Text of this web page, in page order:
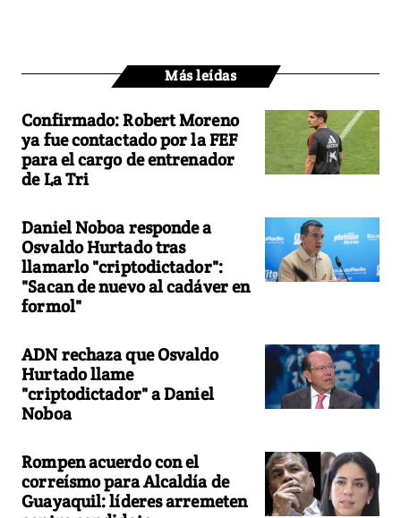
Más leídas
Confirmado: Robert Moreno
ya fue contactado por la FEF
para el cargo de entrenador
de La Tri
Daniel Noboa responde a
Osvaldo Hurtado tras
llamarlo "criptodictador":
"Sacan de nuevo al cadáver en
formol"
ADN rechaza que Osvaldo
Hurtado llame
"criptodictador" a Daniel
Noboa
Rompen acuerdo con el
correísmo para Alcaldía de
Guayaquil: líderes arremeten